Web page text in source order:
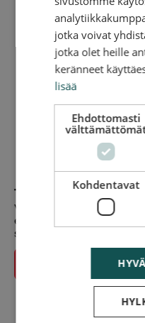
Tee tilaus verkossa
Valitse palvelu ja anna
eri päiville. Maksa palvelu
seurata tilauksen etenemistä.
jotka voivat
jotka olet heille
keränneet
lisää
Ehdottomasti
Kohdentavat